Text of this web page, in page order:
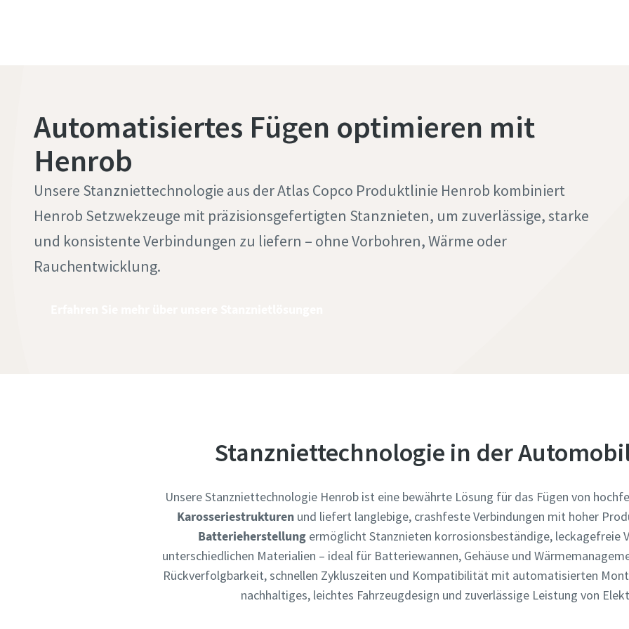
Automatisiertes Fügen optimieren mit
Henrob
Unsere Stanzniettechnologie aus der Atlas Copco Produktlinie Henrob kombiniert
Henrob Setzwekzeuge mit präzisionsgefertigten Stanznieten, um zuverlässige, starke
und konsistente Verbindungen zu liefern – ohne Vorbohren, Wärme oder
Rauchentwicklung.
Stanzniettechnologie in der
Unsere Stanzniettechnologie Henrob ist eine bewährte Lösung für das Fügen von
Karosseriestrukturen und liefert langlebige, crashfeste Verbindungen mit hoher
Batterieherstellung ermöglicht Stanznieten korrosionsbeständige, leckagefreie
unterschiedlichen Materialien – ideal für Batteriewannen, Gehäuse und
Rückverfolgbarkeit, schnellen Zykluszeiten und Kompatibilität mit automatisierten
nachhaltiges, leichtes Fahrzeugdesign und zuverlässige Leistung von